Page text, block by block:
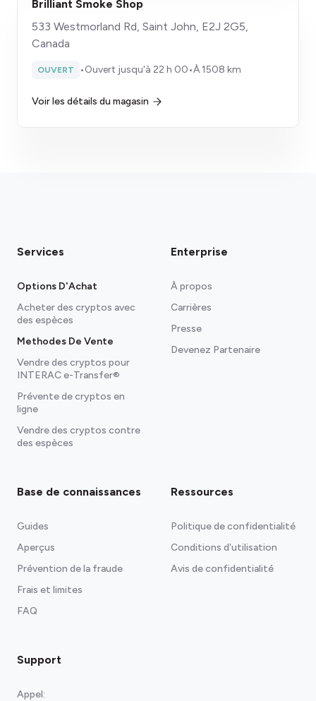
Brilliant Smoke Shop
533 Westmorland Rd, Saint John, E2J 2G5,
Canada
OUVERT •Ouvert jusqu'à 22 h 00•À 1508 km
Voir les détails du magasin
Services
Options D'Achat
Acheter des cryptos avec
des espèces
Methodes De Vente
Vendre des cryptos pour
INTERAC e-Transfer®
Prévente de cryptos en
ligne
Vendre des cryptos contre
des espèces
Enterprise
À propos
Carrières
Presse
Devenez Partenaire
Base de connaissances
Guides
Aperçus
Prévention de la fraude
Frais et limites
FAQ
Ressources
Politique de confidentialité
Conditions d'utilisation
Avis de confidentialité
Support
Appel: